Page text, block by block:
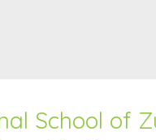
School of